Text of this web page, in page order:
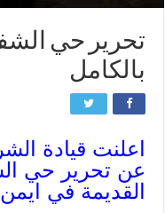
تحرير حي
بالكامل
اعلنت قيادة
عن تحرير حي
القديمة في